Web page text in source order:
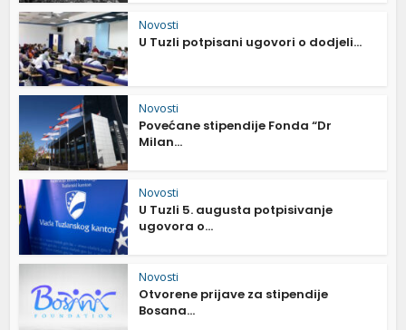
Novosti
U Tuzli potpisani ugovori o dodjeli...
Novosti
Povećane stipendije Fonda “Dr
Milan...
Novosti
U Tuzli 5. augusta potpisivanje
ugovora o...
Novosti
Otvorene prijave za stipendije
Bosana...